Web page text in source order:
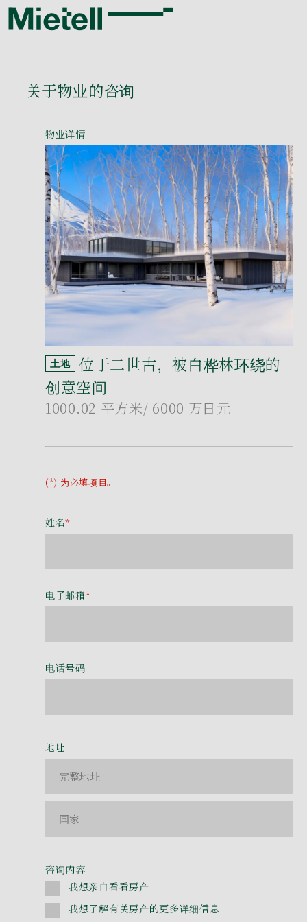
关于物业的咨询
物业详情
土地
位于二世古，被白桦林环绕的
创意空间
1000.02 平方米/ 6000 万日元
(*) 为必填项目。
姓名*
电子邮箱*
电话号码
地址
咨询内容
我想亲自看看房产
我想了解有关房产的更多详细信息